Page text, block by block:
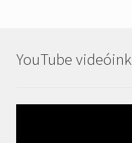
YouTube videóink